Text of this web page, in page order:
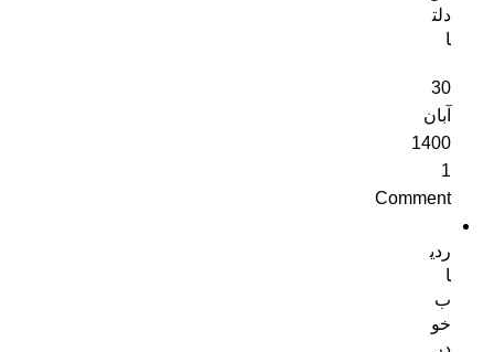
دلت
ا
30
آبان
1400
1
Comment
ردی
ا
ب
خو
در